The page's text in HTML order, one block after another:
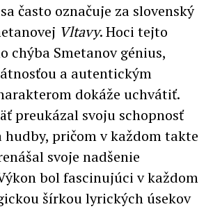
často označuje za slovenský
Vltavy. Hoci tejto
chýba Smetanov génius,
a autentickým
dokáže uchvátiť.
preukázal svoju schopnosť
pričom v každom takte
svoje nadšenie
bol fascinujúci v každom
šírkou lyrických úsekov